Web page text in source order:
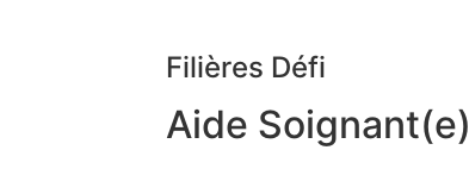
Filières Défi
Aide Soignant(e)